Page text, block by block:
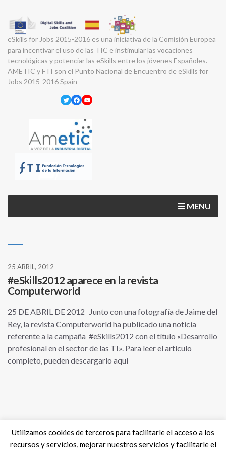
eSkills for Jobs 2015-2016 es una iniciativa de la Comisión Europea
para incentivar el uso de las TIC e instimular las vocaciones
tecnológicas y potenciar las eSkills entre los jóvenes Españoles.
AMETIC y FTI son el Punto Nacional de Encuentro de eSkills for
Jobs 2015-2016 Spain
Twitter
Facebook
YouTube
MENU
25 ABRIL, 2012
#eSkills2012 aparece en la revista
Computerworld
25 DE ABRIL DE 2012 Junto con una fotografía de Jaime del
Rey, la revista Computerworld ha publicado una noticia
referente a la campaña #eSkills2012 con el título «Desarrollo
profesional en el sector de las TI». Para leer el artículo
completo, pueden descargarlo aquí
Tweets por @eSkills4Jobs
Utilizamos cookies de terceros para facilitarle el acceso a los
recursos y servicios, mejorar nuestros servicios y facilitarle el